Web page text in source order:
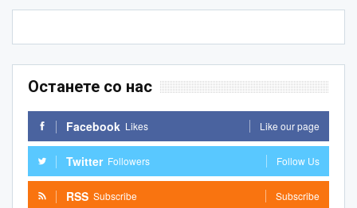
Останете со нас
Facebook Likes Like our page
Twitter Followers Follow Us
RSS Subscribe Subscribe